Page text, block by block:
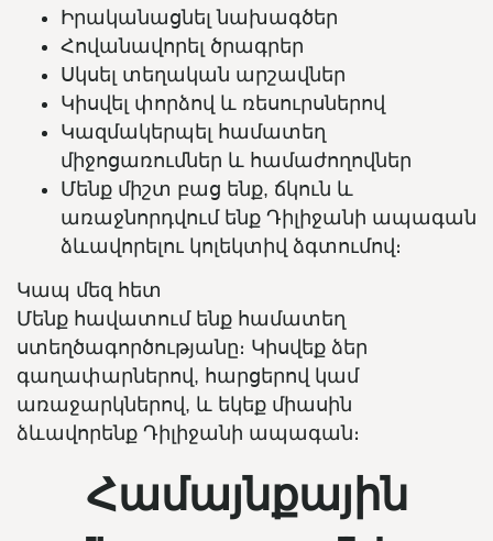
Իրականացնել նախագծեր
Հովանավորել ծրագրեր
Սկսել տեղական արշավներ
Կիսվել փորձով և ռեսուրսներով
Կազմակերպել համատեղ
միջոցառումներ և համաժողովներ
Մենք միշտ բաց ենք, ճկուն և
առաջնորդվում ենք Դիլիջանի ապագան
ձևավորելու կոլեկտիվ ձգտումով։
Կապ մեզ հետ
Մենք հավատում ենք համատեղ
ստեղծագործությանը։ Կիսվեք ձեր
գաղափարներով, հարցերով կամ
առաջարկներով, և եկեք միասին
ձևավորենք Դիլիջանի ապագան։
Համայնքային